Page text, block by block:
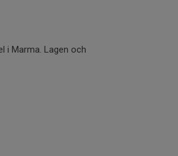
i Marma. Lagen och